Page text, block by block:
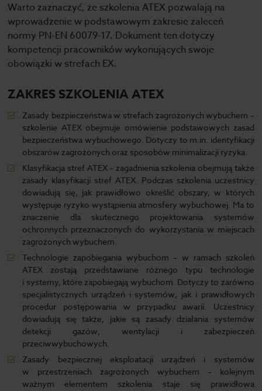
Warto zaznaczyć, że szkolenia ATEX pozwalają na
wprowadzenie w podstawowym zakresie zaleceń
normy PN-EN 60079-17. Dokument ten dotyczy
kompetencji pracowników wykonujących swoje
obowiązki w strefach EX.
ZAKRES SZKOLENIA ATEX
Zasady bezpieczeństwa w strefach zagrożonych wybuchem –
szkolenie ATEX obejmuje omówienie podstawowych zasad
bezpieczeństwa wybuchowego. Dotyczy to m.in. identyfikacji
obszarów zagrożonych oraz sposobów minimalizacji ryzyka.
Klasyfikacja stref ATEX – zagadnienia szkolenia obejmują także
zasady klasyfikacji stref ATEX. Podczas szkolenia uczestnicy
dowiadują się, jak prawidłowo określić obszary, w których
występuje ryzyko wystąpienia atmosfery wybuchowej. Ma to
znaczenie dla skutecznego projektowania systemów
ochronnych przeznaczonych do wykorzystania w miejscach
zagrożonych wybuchem.
Technologie zapobiegania wybuchom – w ramach szkoleń
ATEX zostają przedstawiane różnego typu technologie
i systemy, które zapobiegają wybuchom. Dotyczy to zarówno
specjalistycznych urządzeń i systemów, jak i prawidłowych
procedur postępowania w przypadku awarii. Uczestnicy
dowiadują się także, jakie są zasady działania systemów
detekcji gazów, wentylacji i zabezpieczeń
przeciwwybuchowych.
Zasady bezpiecznej eksploatacji urządzeń i systemów
w przestrzeniach zagrożonych wybuchem – kolejnym
ważnym elementem szkolenia staje się prawidłowa